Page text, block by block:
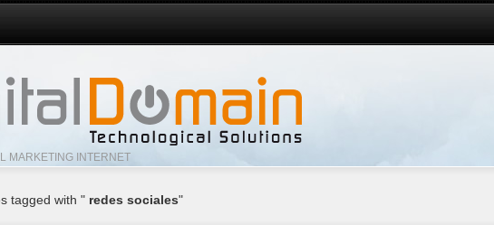
MARKETING INTERNET
tagged with " redes sociales"